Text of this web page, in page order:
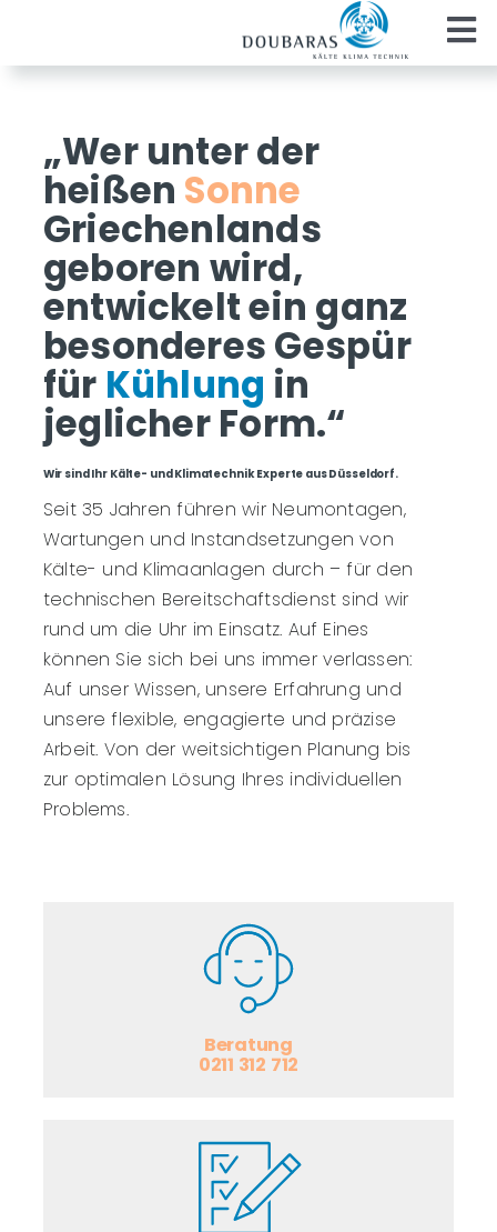
springen
Privatkunden
Unternehmen
Karriere
„Wer unter der
heißen Sonne
Griechenlands
geboren wird,
entwickelt ein ganz
besonderes Gespür
für Kühlung in
jeglicher Form.“
Wir sind Ihr Kälte- und Klimatechnik Experte aus Düsseldorf.
Seit 35 Jahren führen wir Neumontagen,
Wartungen und Instandsetzungen von
Kälte- und Klimaanlagen durch – für den
technischen Bereitschaftsdienst sind wir
rund um die Uhr im Einsatz. Auf Eines
können Sie sich bei uns immer verlassen:
Auf unser Wissen, unsere Erfahrung und
unsere flexible, engagierte und präzise
Arbeit. Von der weitsichtigen Planung bis
zur optimalen Lösung Ihres individuellen
Problems.
Beratung
0211 312 712